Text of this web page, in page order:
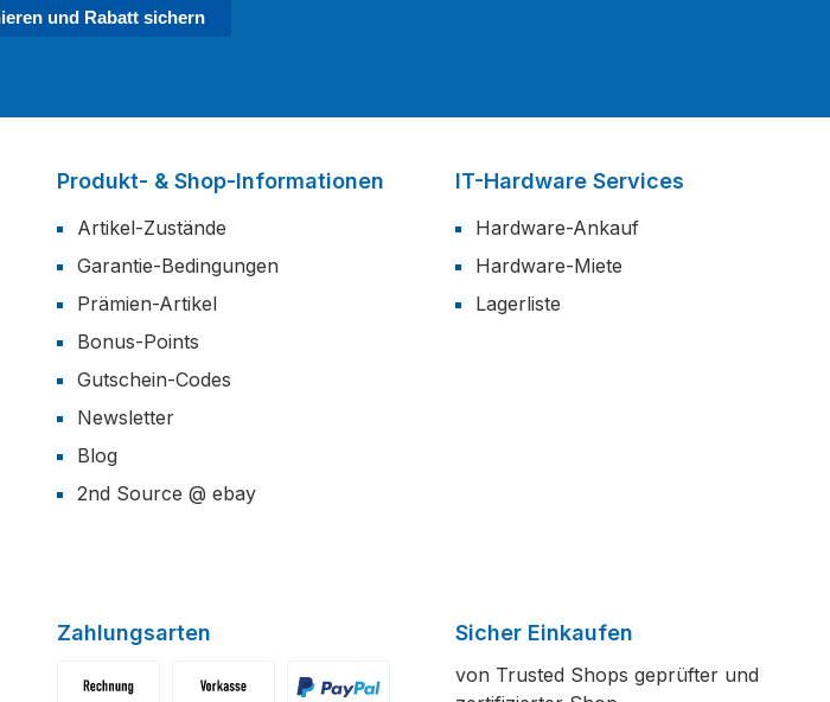
und Rabatt sichern
Produkt- & Shop-Informationen
Artikel-Zustände
Garantie-Bedingungen
Prämien-Artikel
Bonus-Points
Gutschein-Codes
Newsletter
Blog
2nd Source @ ebay
IT-Hardware Services
Hardware-Ankauf
Hardware-Miete
Lagerliste
Zahlungsarten Sicher Einkaufen
von Trusted Shops geprüfter und